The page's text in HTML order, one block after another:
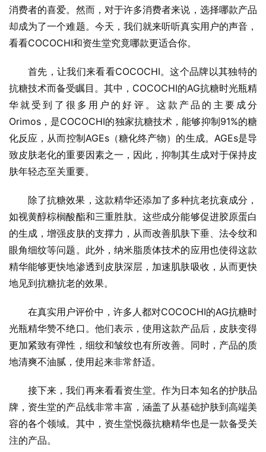
消费者的喜爱。然而，对于许多消费者来说，选择哪款产品
却成为了一个难题。今天，我们就来听听真实用户的声音，
看看COCOCHI和资生堂究竟哪款更适合你。
首先，让我们来看看COCOCHI。这个品牌以其独特的
抗糖技术而备受瞩目。其中，COCOCHI的AG抗糖时光瓶精
华就受到了很多用户的好评。这款产品的主要成分
Orimos，是COCOCHI的独家抗糖技术，能够抑制91%的糖
化反应，从而控制AGEs（糖化终产物）的生成。AGEs是导
致皮肤老化的重要因素之一，因此，抑制其生成对于保持皮
肤年轻态至关重要。
除了抗糖效果，这款精华还添加了多种抗老抗衰成分，
如视黄醇棕榈酸酯和三重胜肽。这些成分能够促进胶原蛋白
的生成，增强皮肤的支撑力，从而改善肌肤下垂、法令纹和
眼角细纹等问题。此外，纳米脂质体技术的应用也使得这款
精华能够更快地渗透到皮肤深层，加速肌肤吸收，从而更快
地见到抗糖抗老的效果。
在真实用户评价中，许多人都对COCOCHI的AG抗糖时
光瓶精华赞不绝口。他们表示，使用这款产品后，皮肤变得
更加紧致有弹性，细纹和皱纹也有所改善。同时，产品的质
地清爽不油腻，使用起来非常舒适。
接下来，我们再来看看资生堂。作为日本知名的护肤品
牌，资生堂的产品线非常丰富，涵盖了从基础护肤到高端美
容的各个领域。其中，资生堂悦薇抗糖精华也是一款备受关
注的产品。